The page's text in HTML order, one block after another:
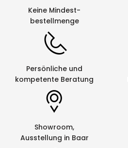
Keine Mindest-
bestellmenge
Persönliche und
kompetente Beratung
Showroom,
Ausstellung in Baar